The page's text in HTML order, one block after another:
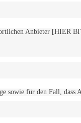
Anbieter
für den Fall, dass